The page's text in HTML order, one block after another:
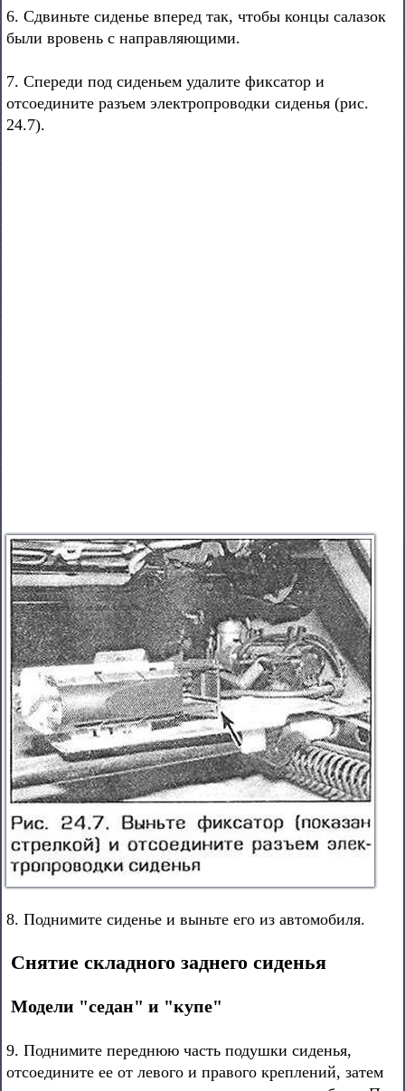
6. Сдвиньте сиденье вперед так, чтобы концы салазок
были вровень с направляющими.
7. Спереди под сиденьем удалите фиксатор и
отсоедините разъем электропроводки сиденья (рис.
24.7).
8. Поднимите сиденье и выньте его из автомобиля.
Снятие складного заднего сиденья
Модели "седан" и "купе"
9. Поднимите переднюю часть подушки сиденья,
отсоедините ее от левого и правого креплений, затем